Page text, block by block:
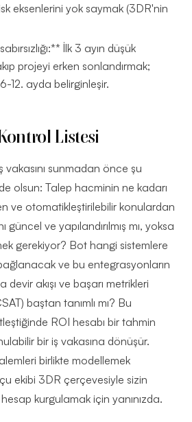
eksenlerini yok saymak (3DR'nin
İlk 3 ayın düşük
projeyi erken sonlandırmak;
12. ayda belirginleşir.
Listesi
vakasını sunmadan önce şu
olsun: Talep hacminin ne kadarı
ve otomatikleştirilebilir konulardan
ve yapılandırılmış mı, yoksa
gerekiyor? Bot hangi sistemlere
ve bu entegrasyonların
akışı ve başarı metrikleri
baştan tanımlı mı? Bu
ROI hesabı bir tahmin
bir iş vakasına dönüşür.
birlikte modellemek
ekibi 3DR çerçevesiyle sizin
kurgulamak için yanınızda.